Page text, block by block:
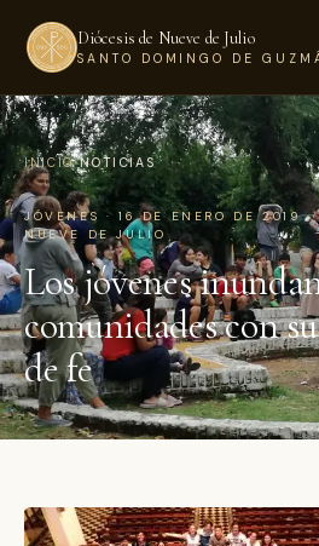
Diócesis de Nueve de Julio
SANTO DOMINGO DE
INICIO›NOTICIAS
JÓVENES · 16 DE ENERO DE 2019 ·
NUEVE DE JULIO
Los jóvenes inundan
comunidades con
de fe